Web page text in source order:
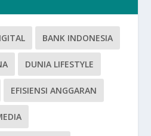
BANK INDONESIA
DUNIA LIFESTYLE
EFISIENSI ANGGARAN